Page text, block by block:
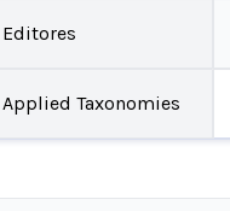
Editores
Applied Taxonomies